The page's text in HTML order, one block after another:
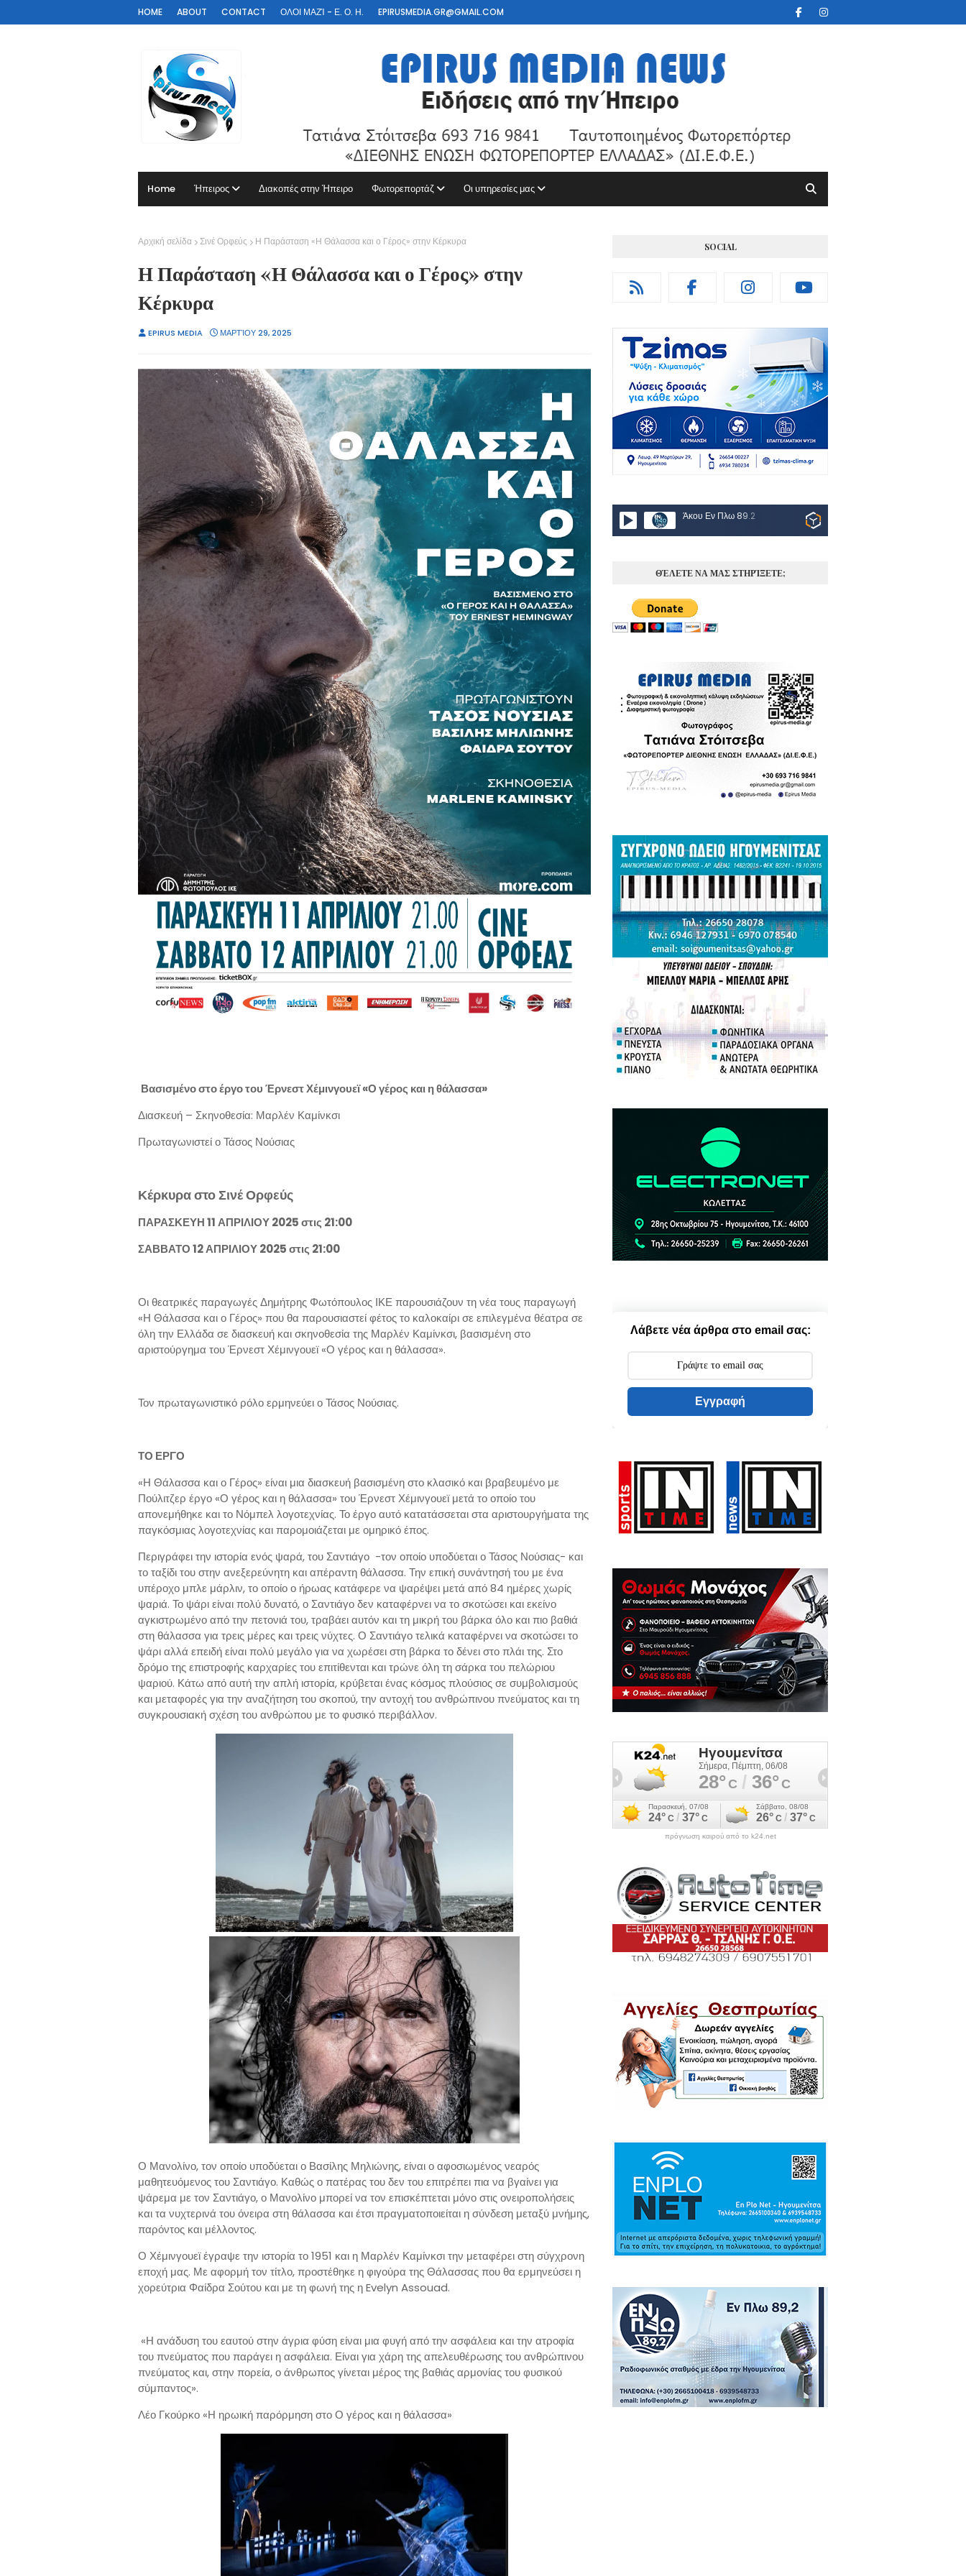
HOME ABOUT CONTACT ΟΛΟΙ ΜΑΖΊ - Ε. Ο. Η. EPIRUSMEDIA.GR@GMAIL.COM
Home Ήπειρος Διακοπές στην Ήπειρο Φωτορεπορτάζ Οι υπηρεσίες μας
Αρχική σελίδα Σινέ Ορφεύς Η Παράσταση «Η Θάλασσα και ο Γέρος» στην Κέρκυρα
Η Παράσταση «Η Θάλασσα και ο Γέρος» στην
Κέρκυρα
EPIRUS MEDIA ΜΑΡΤΊΟΥ 29, 2025
Βασισμένο στο έργο του Έρνεστ Χέμινγουεϊ «Ο γέρος και η θάλασσα»
Διασκευή – Σκηνοθεσία: Μαρλέν Καμίνκσι
Πρωταγωνιστεί ο Τάσος Νούσιας
Κέρκυρα στο Σινέ Ορφεύς
ΠΑΡΑΣΚΕΥΗ 11 ΑΠΡΙΛΙΟΥ 2025 στις 21:00
ΣΑΒΒΑΤΟ 12 ΑΠΡΙΛΙΟΥ 2025 στις 21:00
Οι θεατρικές παραγωγές Δημήτρης Φωτόπουλος ΙΚΕ παρουσιάζουν τη νέα τους παραγωγή
«Η Θάλασσα και ο Γέρος» που θα παρουσιαστεί φέτος το καλοκαίρι σε επιλεγμένα θέατρα σε
όλη την Ελλάδα σε διασκευή και σκηνοθεσία της Μαρλέν Καμίνκσι, βασισμένη στο
αριστούργημα του Έρνεστ Χέμινγουεϊ «Ο γέρος και η θάλασσα».
Τον πρωταγωνιστικό ρόλο ερμηνεύει ο Τάσος Νούσιας.
ΤΟ ΕΡΓΟ
«Η Θάλασσα και ο Γέρος» είναι μια διασκευή βασισμένη στο κλασικό και βραβευμένο με
Πούλιτζερ έργο «Ο γέρος και η θάλασσα» του Έρνεστ Χέμινγουεϊ μετά το οποίο του
απονεμήθηκε και το Νόμπελ λογοτεχνίας. Το έργο αυτό κατατάσσεται στα αριστουργήματα της
παγκόσμιας λογοτεχνίας και παρομοιάζεται με ομηρικό έπος.
Περιγράφει την ιστορία ενός ψαρά, του Σαντιάγο -τον οποίο υποδύεται ο Τάσος Νούσιας- και
το ταξίδι του στην ανεξερεύνητη και απέραντη θάλασσα. Την επική συνάντησή του με ένα
υπέροχο μπλε μάρλιν, το οποίο ο ήρωας κατάφερε να ψαρέψει μετά από 84 ημέρες χωρίς
ψαριά. Το ψάρι είναι πολύ δυνατό, ο Σαντιάγο δεν καταφέρνει να το σκοτώσει και εκείνο
αγκιστρωμένο από την πετονιά του, τραβάει αυτόν και τη μικρή του βάρκα όλο και πιο βαθιά
στη θάλασσα για τρεις μέρες και τρεις νύχτες. Ο Σαντιάγο τελικά καταφέρνει να σκοτώσει το
ψάρι αλλά επειδή είναι πολύ μεγάλο για να χωρέσει στη βάρκα το δένει στο πλάι της. Στο
δρόμο της επιστροφής καρχαρίες του επιτίθενται και τρώνε όλη τη σάρκα του πελώριου
ψαριού. Κάτω από αυτή την απλή ιστορία, κρύβεται ένας κόσμος πλούσιος σε συμβολισμούς
και μεταφορές για την αναζήτηση του σκοπού, την αντοχή του ανθρώπινου πνεύματος και τη
συγκρουσιακή σχέση του ανθρώπου με το φυσικό περιβάλλον.
Ο Μανολίνο, τον οποίο υποδύεται ο Βασίλης Μηλιώνης, είναι ο αφοσιωμένος νεαρός
μαθητευόμενος του Σαντιάγο. Καθώς ο πατέρας του δεν του επιτρέπει πια να βγαίνει για
ψάρεμα με τον Σαντιάγο, ο Μανολίνο μπορεί να τον επισκέπτεται μόνο στις ονειροπολήσεις
και τα νυχτερινά του όνειρα στη θάλασσα και έτσι πραγματοποιείται η σύνδεση μεταξύ μνήμης,
παρόντος και μέλλοντος.
Ο Χέμινγουεϊ έγραψε την ιστορία το 1951 και η Μαρλέν Καμίνκσι την μεταφέρει στη σύγχρονη
εποχή μας. Με αφορμή τον τίτλο, προστέθηκε η φιγούρα της Θάλασσας που θα ερμηνεύσει η
χορεύτρια Φαίδρα Σούτου και με τη φωνή της η Evelyn Assouad.
«Η ανάδυση του εαυτού στην άγρια ​​φύση είναι μια φυγή από την ασφάλεια και την ατροφία
του πνεύματος που παράγει η ασφάλεια. Είναι για χάρη της απελευθέρωσης του ανθρώπινου
πνεύματος και, στην πορεία, ο άνθρωπος γίνεται μέρος της βαθιάς αρμονίας του φυσικού
σύμπαντος».
Λέο Γκούρκο «Η ηρωική παρόρμηση στο Ο γέρος και η θάλασσα»
SOCIAL
Άκου Εν Πλω 89.2
ΘΈΛΕΤΕ ΝΑ ΜΑΣ ΣΤΗΡΊΞΕΤΕ;
Λάβετε νέα άρθρα στο email σας:
Εγγραφή
πρόγνωση καιρού από το k24.net